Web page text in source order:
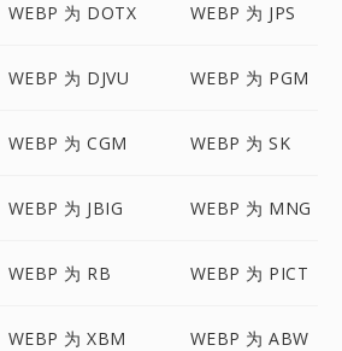
WEBP 为 DOTX WEBP 为 JPS
WEBP 为 DJVU WEBP 为 PGM
WEBP 为 CGM WEBP 为 SK
WEBP 为 JBIG WEBP 为 MNG
WEBP 为 RB WEBP 为 PICT
WEBP 为 XBM WEBP 为 ABW